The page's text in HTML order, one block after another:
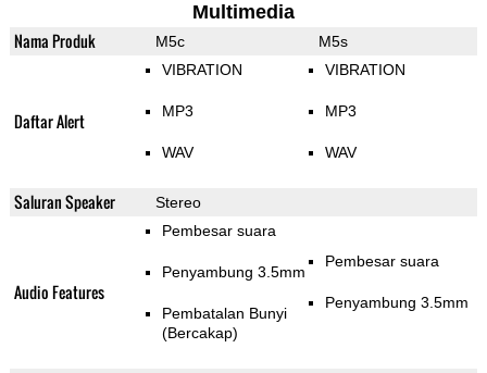
Multimedia
Nama Produk M5c M5s
Daftar Alert
VIBRATION
MP3
WAV
VIBRATION
MP3
WAV
Saluran Speaker Stereo
Audio Features
Pembesar suara
Penyambung 3.5mm
Pembatalan Bunyi
(Bercakap)
Pembesar suara
Penyambung 3.5mm